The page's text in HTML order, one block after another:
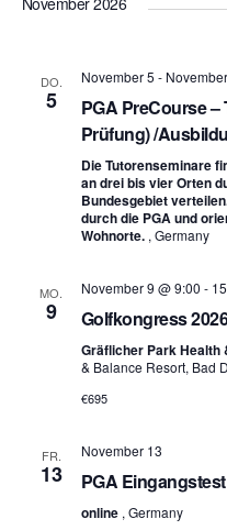
DO.
5
November 5 -
PGA PreCourse
Prüfung) /
Die Tutorenseminare
an drei bis vier Orten
Bundesgebiet
durch die PGA und
Wohnorte. , Germany
MO.
9
November 9 @ 9:00 -
Golfkongress 2026
Gräflicher Park Health
& Balance Resort, Bad
€695
FR.
13
November 13
PGA
online , Germany